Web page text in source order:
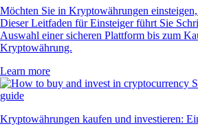
Möchten Sie in Kryptowährungen
Dieser Leitfaden für Einsteiger führt Sie
Auswahl einer sicheren Plattform bis zum
Kryptowährung.
Learn more
Kryptowährungen kaufen und investieren: